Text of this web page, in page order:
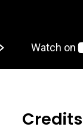
Credits